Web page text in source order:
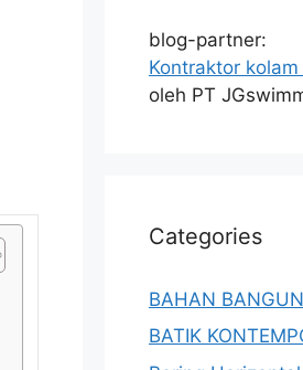
blog-partner:
Kontraktor
oleh PT
Categories
BAHAN
BATIK